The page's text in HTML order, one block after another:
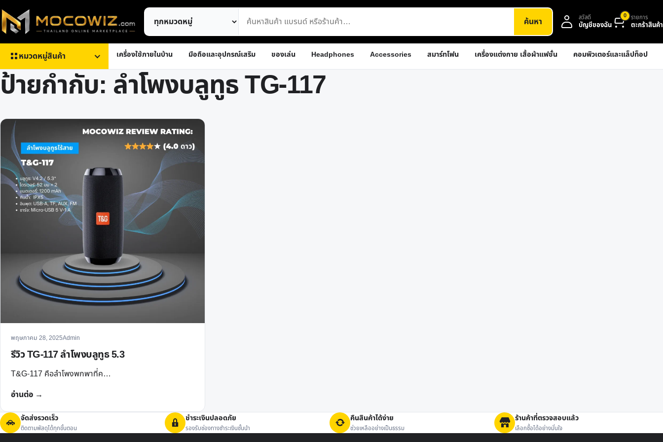
ไป
ยัง
เนื้อหา
ค้นหา
สินค้า
ค้นหา สวัสดี
บัญชีของฉัน
0 รายการ
ตะกร้าสินค้า
หมวดหมู่สินค้า เครื่องใช้ภายในบ้าน มือถือและอุปกรณ์เสริม ของเล่น Headphones Accessories สมาร์ทโฟน เครื่องแต่งกาย เสื้อผ้าแฟชั่น คอมพิวเตอร์และแล็ปท็อป
ป้ายกำกับ: ลำโพงบลูทูธ TG-117
พฤษภาคม 28, 2025Admin
รีวิว TG-117 ลำโพงบลูทูธ 5.3
T&G-117 คือลำโพงพกพาที่ค…
อ่านต่อ →
จัดส่งรวดเร็ว
ติดตามพัสดุได้ทุกขั้นตอน
ชำระเงินปลอดภัย
รองรับช่องทางชำระเงินชั้นนำ
คืนสินค้าได้ง่าย
ช่วยเหลืออย่างเป็นธรรม
ร้านค้าที่ตรวจสอบแล้ว
เลือกซื้อได้อย่างมั่นใจ